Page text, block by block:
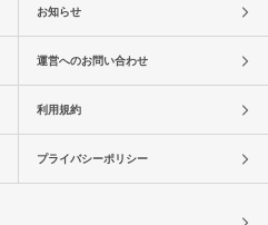
お知らせ
運営へのお問い合わせ
利用規約
プライバシーポリシー